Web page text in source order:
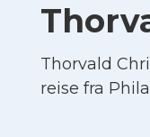
Thorvald
reise fra